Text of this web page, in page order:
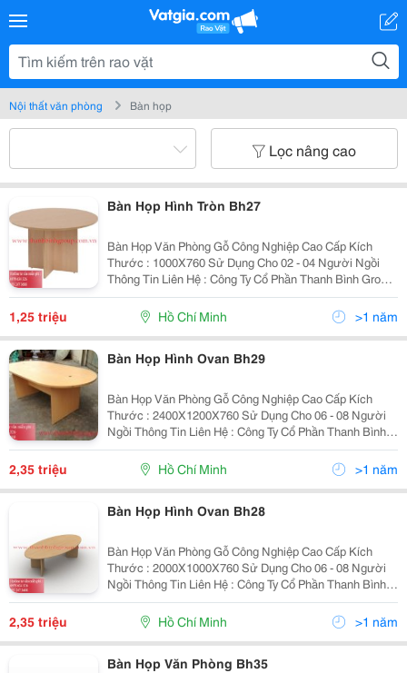
Nội thất văn phòng Bàn họp
Lọc nâng cao
Bàn Họp Hình Tròn Bh27
Bàn Họp Văn Phòng Gỗ Công Nghiệp Cao Cấp Kích
Thước : 1000X760 Sử Dụng Cho 02 - 04 Người Ngồi
Thông Tin Liên Hệ : Công Ty Cổ Phần Thanh Bình Group
Website : Www.thanhbinhgroup.com.vn Email :
Thanhbinhgroup.hcm@Gmail.com Hotline/Zalo :...
1,25 triệu Hồ Chí Minh >1 năm
Bàn Họp Hình Ovan Bh29
Bàn Họp Văn Phòng Gỗ Công Nghiệp Cao Cấp Kích
Thước : 2400X1200X760 Sử Dụng Cho 06 - 08 Người
Ngồi Thông Tin Liên Hệ : Công Ty Cổ Phần Thanh Bình
Group Website : Www.thanhbinhgroup.com.vn Email :
2,35 triệu Hồ Chí Minh >1 năm
Bàn Họp Hình Ovan Bh28
Bàn Họp Văn Phòng Gỗ Công Nghiệp Cao Cấp Kích
Thước : 2000X1000X760 Sử Dụng Cho 06 - 08 Người
Ngồi Thông Tin Liên Hệ : Công Ty Cổ Phần Thanh Bình
Group Website : Www.thanhbinhgroup.com.vn Email :
2,35 triệu Hồ Chí Minh >1 năm
Bàn Họp Văn Phòng Bh35